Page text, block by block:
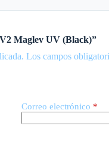
Maglev UV (Black)”
Los campos
Correo electrónico *